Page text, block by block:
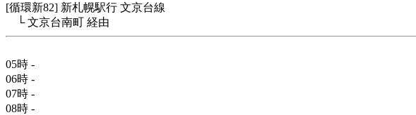
[循環新82] 新札幌駅行 文京台線
└ 文京台南町 経由
05時 -
06時 -
07時 -
08時 -